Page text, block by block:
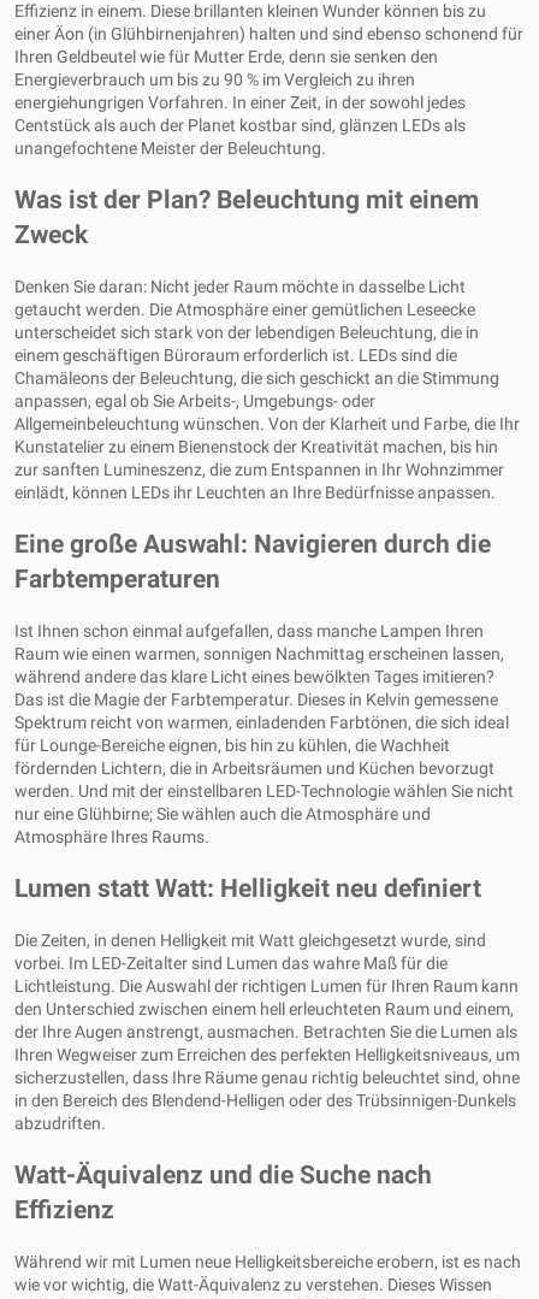
Effizienz in einem. Diese brillanten kleinen Wunder können bis zu
einer Äon (in Glühbirnenjahren) halten und sind ebenso schonend für
Ihren Geldbeutel wie für Mutter Erde, denn sie senken den
Energieverbrauch um bis zu 90 % im Vergleich zu ihren
energiehungrigen Vorfahren. In einer Zeit, in der sowohl jedes
Centstück als auch der Planet kostbar sind, glänzen LEDs als
unangefochtene Meister der Beleuchtung.
Was ist der Plan? Beleuchtung mit einem
Zweck
Denken Sie daran: Nicht jeder Raum möchte in dasselbe Licht
getaucht werden. Die Atmosphäre einer gemütlichen Leseecke
unterscheidet sich stark von der lebendigen Beleuchtung, die in
einem geschäftigen Büroraum erforderlich ist. LEDs sind die
Chamäleons der Beleuchtung, die sich geschickt an die Stimmung
anpassen, egal ob Sie Arbeits-, Umgebungs- oder
Allgemeinbeleuchtung wünschen. Von der Klarheit und Farbe, die Ihr
Kunstatelier zu einem Bienenstock der Kreativität machen, bis hin
zur sanften Lumineszenz, die zum Entspannen in Ihr Wohnzimmer
einlädt, können LEDs ihr Leuchten an Ihre Bedürfnisse anpassen.
Eine große Auswahl: Navigieren durch die
Farbtemperaturen
Ist Ihnen schon einmal aufgefallen, dass manche Lampen Ihren
Raum wie einen warmen, sonnigen Nachmittag erscheinen lassen,
während andere das klare Licht eines bewölkten Tages imitieren?
Das ist die Magie der Farbtemperatur. Dieses in Kelvin gemessene
Spektrum reicht von warmen, einladenden Farbtönen, die sich ideal
für Lounge-Bereiche eignen, bis hin zu kühlen, die Wachheit
fördernden Lichtern, die in Arbeitsräumen und Küchen bevorzugt
werden. Und mit der einstellbaren LED-Technologie wählen Sie nicht
nur eine Glühbirne; Sie wählen auch die Atmosphäre und
Atmosphäre Ihres Raums.
Lumen statt Watt: Helligkeit neu definiert
Die Zeiten, in denen Helligkeit mit Watt gleichgesetzt wurde, sind
vorbei. Im LED-Zeitalter sind Lumen das wahre Maß für die
Lichtleistung. Die Auswahl der richtigen Lumen für Ihren Raum kann
den Unterschied zwischen einem hell erleuchteten Raum und einem,
der Ihre Augen anstrengt, ausmachen. Betrachten Sie die Lumen als
Ihren Wegweiser zum Erreichen des perfekten Helligkeitsniveaus, um
sicherzustellen, dass Ihre Räume genau richtig beleuchtet sind, ohne
in den Bereich des Blendend-Helligen oder des Trübsinnigen-Dunkels
abzudriften.
Watt-Äquivalenz und die Suche nach
Effizienz
Während wir mit Lumen neue Helligkeitsbereiche erobern, ist es nach
wie vor wichtig, die Watt-Äquivalenz zu verstehen. Dieses Wissen